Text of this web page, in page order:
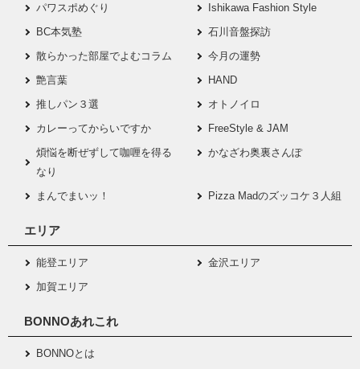
パワスポめぐり
Ishikawa Fashion Style
BC本気塾
石川音盤探訪
散らかった部屋でよむコラム
今月の運勢
艶言葉
HAND
推しパン３選
オトノイロ
カレーってからいですか
FreeStyle & JAM
煩悩を断ぜずして咖喱を得る
なり
かなざわ奥裏さんぽ
まんでまいッ！ Pizza Madのズッコケ３人組
エリア
能登エリア
金沢エリア
加賀エリア
BONNOあれこれ
BONNOとは